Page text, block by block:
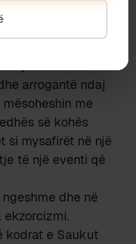
dhe të
të mirë
arrogantë ndaj
me
së kohës
si mysafirët në një
të një eventi që
dhe në
ekzorcizmi.
kodrat e Saukut